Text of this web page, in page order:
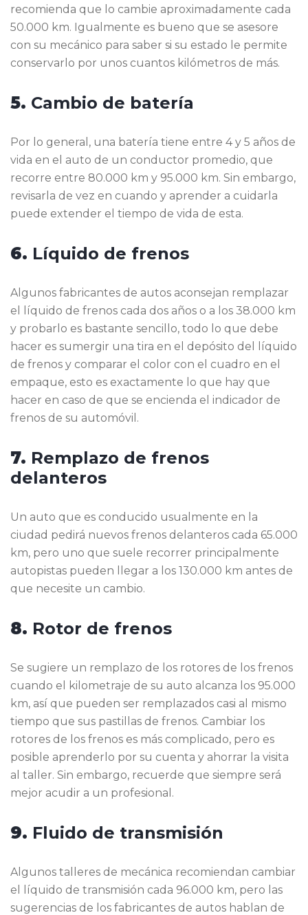
recomienda que lo cambie aproximadamente cada
50.000 km. Igualmente es bueno que se asesore
con su mecánico para saber si su estado le permite
conservarlo por unos cuantos kilómetros de más.
5. Cambio de batería
Por lo general, una batería tiene entre 4 y 5 años de
vida en el auto de un conductor promedio, que
recorre entre 80.000 km y 95.000 km. Sin embargo,
revisarla de vez en cuando y aprender a cuidarla
puede extender el tiempo de vida de esta.
6. Líquido de frenos
Algunos fabricantes de autos aconsejan remplazar
el líquido de frenos cada dos años o a los 38.000 km
y probarlo es bastante sencillo, todo lo que debe
hacer es sumergir una tira en el depósito del líquido
de frenos y comparar el color con el cuadro en el
empaque, esto es exactamente lo que hay que
hacer en caso de que se encienda el indicador de
frenos de su automóvil.
7. Remplazo de frenos
delanteros
Un auto que es conducido usualmente en la
ciudad pedirá nuevos frenos delanteros cada 65.000
km, pero uno que suele recorrer principalmente
autopistas pueden llegar a los 130.000 km antes de
que necesite un cambio.
8. Rotor de frenos
Se sugiere un remplazo de los rotores de los frenos
cuando el kilometraje de su auto alcanza los 95.000
km, así que pueden ser remplazados casi al mismo
tiempo que sus pastillas de frenos. Cambiar los
rotores de los frenos es más complicado, pero es
posible aprenderlo por su cuenta y ahorrar la visita
al taller. Sin embargo, recuerde que siempre será
mejor acudir a un profesional.
9. Fluido de transmisión
Algunos talleres de mecánica recomiendan cambiar
el líquido de transmisión cada 96.000 km, pero las
sugerencias de los fabricantes de autos hablan de